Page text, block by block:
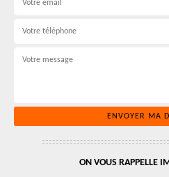
ON VOUS RAPPELLE